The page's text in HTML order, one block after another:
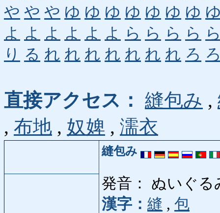
や や や ゆ ゆ ゆ ゆ ゆ ゆ ゆ
よ よ よ よ よ よ ら ら ら ら
り る れ れ れ れ れ れ れ ろ
直接アクセス： 縫包み ,
, 布地 , 奴婢 , 濡衣
縫包み
発音： ぬいぐる
漢字： 縫 , 包